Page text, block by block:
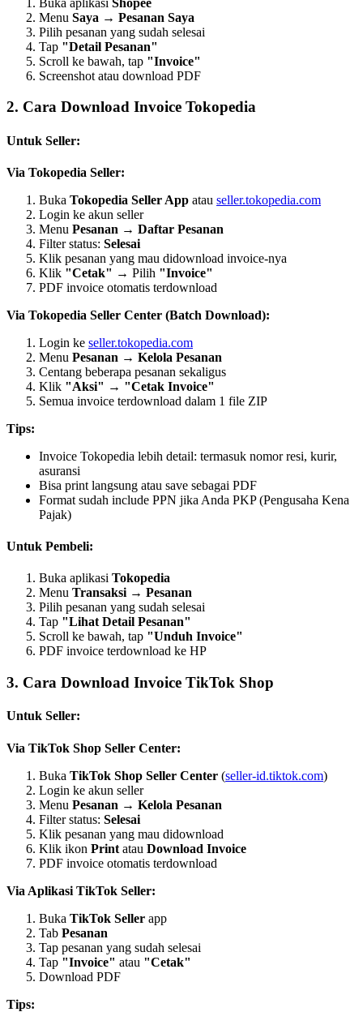
Menu Saya → Pesanan Saya
Pilih pesanan yang sudah selesai
Tap "Detail Pesanan"
Scroll ke bawah, tap "Invoice"
Screenshot atau download PDF
2. Cara Download Invoice Tokopedia
Untuk Seller:
Via Tokopedia Seller:
Buka Tokopedia Seller App atau seller.tokopedia.com
Login ke akun seller
Menu Pesanan → Daftar Pesanan
Filter status: Selesai
Klik pesanan yang mau didownload invoice-nya
Klik "Cetak" → Pilih "Invoice"
PDF invoice otomatis terdownload
Via Tokopedia Seller Center (Batch Download):
Login ke seller.tokopedia.com
Menu Pesanan → Kelola Pesanan
Centang beberapa pesanan sekaligus
Klik "Aksi" → "Cetak Invoice"
Semua invoice terdownload dalam 1 file ZIP
Tips:
Invoice Tokopedia lebih detail: termasuk nomor resi, kurir,
asuransi
Bisa print langsung atau save sebagai PDF
Format sudah include PPN jika Anda PKP (Pengusaha Kena
Pajak)
Untuk Pembeli:
Buka aplikasi Tokopedia
Menu Transaksi→ Pesanan
Pilih pesanan yang sudah selesai
Tap "Lihat Detail Pesanan"
Scroll ke bawah, tap "Unduh Invoice"
PDF invoice terdownload ke HP
3. Cara Download Invoice TikTok Shop
Untuk Seller:
Via TikTok Shop Seller Center:
Buka TikTok Shop Seller Center (seller-id.tiktok.com)
Login ke akun seller
Menu Pesanan → Kelola Pesanan
Filter status: Selesai
Klik pesanan yang mau didownload
Klik ikon Print atau Download Invoice
PDF invoice otomatis terdownload
Via Aplikasi TikTok Seller:
Buka TikTok Seller app
Tab Pesanan
Tap pesanan yang sudah selesai
Tap "Invoice" atau "Cetak"
Download PDF
Tips: